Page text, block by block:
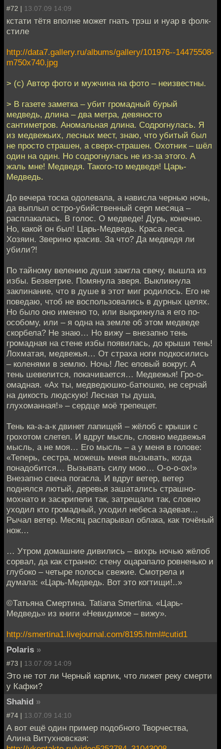
#72 | 13.07.09 14:09
кстати тётя вполне может гнать трэш и нуар в фолк-
стиле
http://data7.gallery.ru/albums/gallery/101976--14475508-
m750x740.jpg
> (с) Автор фото и мужчина на фото – неизвестны.
> В газете заметка – убит громадный бурый
медведь, длина – два метра, девяносто
сантиметров. Аномальная длина. Содрогнулась. Я
из медвежьих, лесных мест, знаю, что убитый был
не просто страшен, а сверх-страшен. Охотник – шёл
один на один. Но содрогнулась не из-за этого. А
жаль мне! Медведя. Такого-то медведя! Царь-
Медведь.
До вечера тоска одолевала, а нависла чернью ночь,
да выплыл остро-убийственный серп месяца –
расплакалась. В голос. О медведе! Дурь, конечно.
Но, какой он был! Царь-Медведь. Краса леса.
Хозяин. Зверино красив. За что? Да медведя ли
убили?!
По тайному велению души зажгла свечу, вышла из
избы. Безветрие. Помянула зверя. Выкликнула
заклинание, что в душе в этот миг родилось. Его не
поведаю, чтоб не воспользовались в дурных целях.
Но было оно именно то, или выкрикнула я его по-
особому, или – я одна на земле об этом медведе
скорбела? Не знаю… Но вижу – внезапно тень
громадная на стене избы появилась, до крыши тень!
Лохматая, медвежья… От страха ноги подкосились
– коленями в землю. Ночь! Лес еловый вокруг. А
тень шевелится, покачивается… Медвежья! Гро-о-
омадная. «Ах ты, медведюшко-батюшко, не серчай
на дикость людскую! Лесная ты душа,
глухоманная!» – сердце моё трепещет.
Тень ка-а-а-к двинет лапищей – жёлоб с крыши с
грохотом слетел. И вдруг мысль, словно медвежья
мысль, а не моя… Его мысль – а у меня в голове:
«Теперь, сестра, можешь меня вызывать, когда
понадобится… Вызывать силу мою… О-о-о-ох!»
Внезапно свеча погасла. И вдруг ветер, ветер
поднялся лютый, деревья зашатались страшно-
мохнато и заскрипели так, затрещали так, словно
уходил кто громадный, уходил небеса задевая…
Рычал ветер. Месяц распарывал облака, как точёный
нож…
… Утром домашние дивились – вихрь ночью жёлоб
сорвал, да как странно: стену оцарапало ровненько и
глубоко – четыре полосы свежие. Смотрела и
думала: «Царь-Медведь. Вот это когтищи!..»
©Татьяна Смертина. Tatiana Smertina. «Царь-
Медведь» из книги «Невидимое – вижу».
http://smertina1.livejournal.com/8195.html#cutid1
Polaris »
#73 | 13.07.09 14:09
Это не тот ли Черный карлик, что лижет реку смерти
у Кафки?
Shahid »
#74 | 13.07.09 14:10
А вот ещё один пример подобного Творчества,
Алина Витухновская: